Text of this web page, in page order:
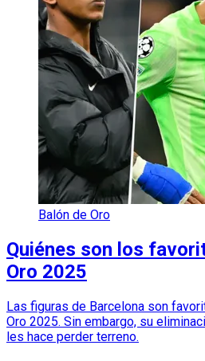
Balón de Oro
Quiénes son los
Oro 2025
Las figuras de Barcelona son
Oro 2025. Sin embargo, su
les hace perder terreno.